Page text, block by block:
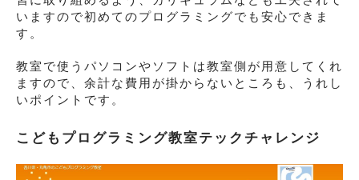
いますので初めてのプログラミングでも安心できま
す。
教室で使うパソコンやソフトは教室側が用意してくれ
ますので、余計な費用が掛からないところも、うれし
いポイントです。
こどもプログラミング教室テックチャレンジ